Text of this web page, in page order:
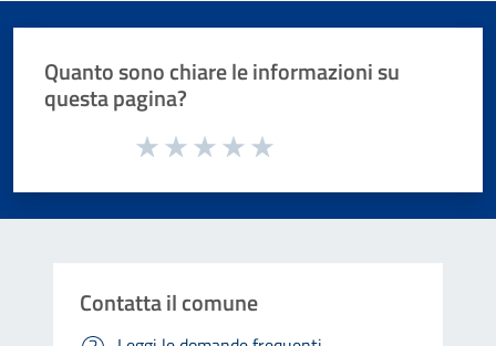
Quanto sono chiare le informazioni su
questa pagina?
Valuta da 1 a 5 stelle la pagina
Contatta il comune